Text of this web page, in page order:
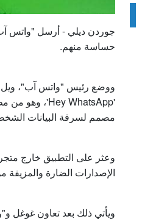
جوردن ديلي - أرسل "واتس
حساسة منهم.
ووضع رئيس "واتس آب"، ويل
مصمم لسرقة البيانات
الإصدارات الضارة
ويأتي ذلك بعد تعاون غوغل